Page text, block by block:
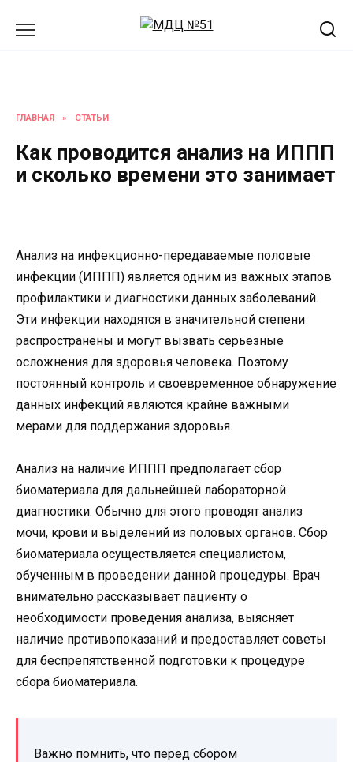
ГЛАВНАЯ » СТАТЬИ
Как проводится анализ на ИППП
и сколько времени это занимает
Анализ на инфекционно-передаваемые половые
инфекции (ИППП) является одним из важных этапов
профилактики и диагностики данных заболеваний.
Эти инфекции находятся в значительной степени
распространены и могут вызвать серьезные
осложнения для здоровья человека. Поэтому
постоянный контроль и своевременное обнаружение
данных инфекций являются крайне важными
мерами для поддержания здоровья.
Анализ на наличие ИППП предполагает сбор
биоматериала для дальнейшей лабораторной
диагностики. Обычно для этого проводят анализ
мочи, крови и выделений из половых органов. Сбор
биоматериала осуществляется специалистом,
обученным в проведении данной процедуры. Врач
внимательно рассказывает пациенту о
необходимости проведения анализа, выясняет
наличие противопоказаний и предоставляет советы
для беспрепятственной подготовки к процедуре
сбора биоматериала.
Важно помнить, что перед сбором